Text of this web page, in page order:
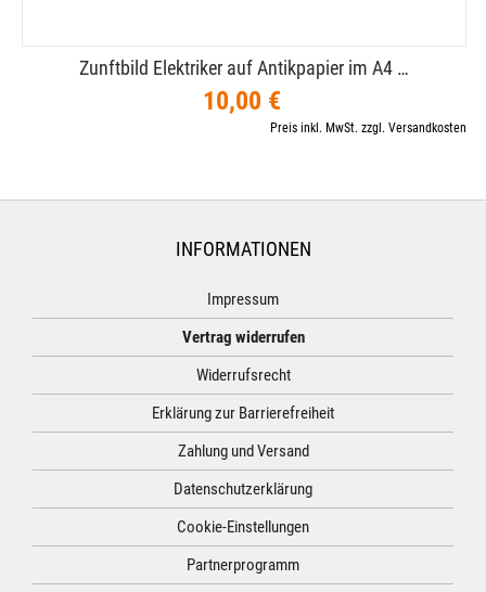
Zunftbild Elektriker auf Antikpapier im A4 …
10,00 €
Preis inkl. MwSt. zzgl. Versandkosten
INFORMATIONEN
Impressum
Vertrag widerrufen
Widerrufsrecht
Erklärung zur Barrierefreiheit
Zahlung und Versand
Datenschutzerklärung
Cookie-Einstellungen
Partnerprogramm